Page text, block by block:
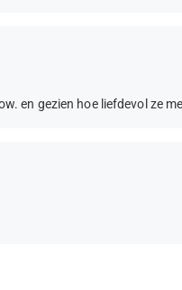
en gezien hoe liefdevol ze